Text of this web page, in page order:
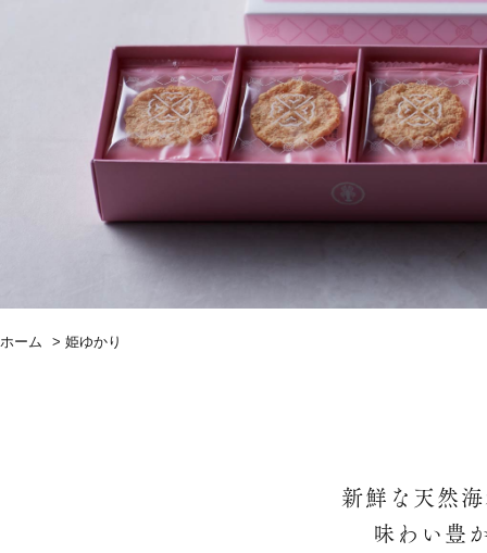
ホーム > 姫ゆかり
新鮮な天然
味わい豊